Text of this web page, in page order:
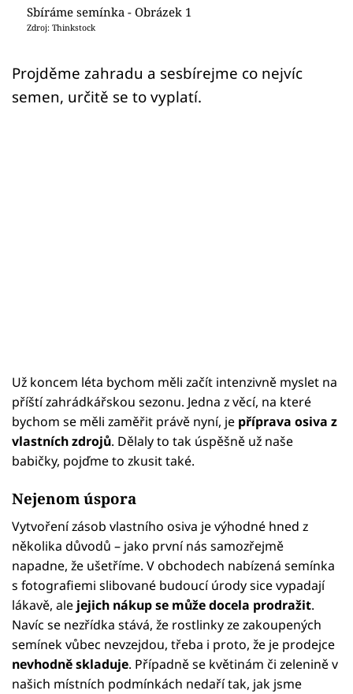
Sbíráme semínka - Obrázek 1
Zdroj: Thinkstock
Projděme zahradu a sesbírejme co nejvíc
semen, určitě se to vyplatí.
Už koncem léta bychom měli začít intenzivně myslet na
příští zahrádkářskou sezonu. Jedna z věcí, na které
bychom se měli zaměřit právě nyní, je příprava osiva z
vlastních zdrojů. Dělaly to tak úspěšně už naše
babičky, pojďme to zkusit také.
Nejenom úspora
Vytvoření zásob vlastního osiva je výhodné hned z
několika důvodů – jako první nás samozřejmě
napadne, že ušetříme. V obchodech nabízená semínka
s fotografiemi slibované budoucí úrody sice vypadají
lákavě, ale jejich nákup se může docela prodražit.
Navíc se nezřídka stává, že rostlinky ze zakoupených
semínek vůbec nevzejdou, třeba i proto, že je prodejce
nevhodně skladuje. Případně se květinám či zelenině v
našich místních podmínkách nedaří tak, jak jsme